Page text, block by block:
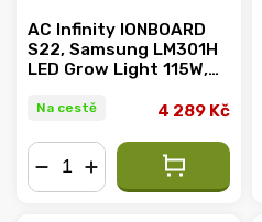
AC Infinity IONBOARD
S22, Samsung LM301H
LED Grow Light 115W,
Na cestě 4 289 Kč